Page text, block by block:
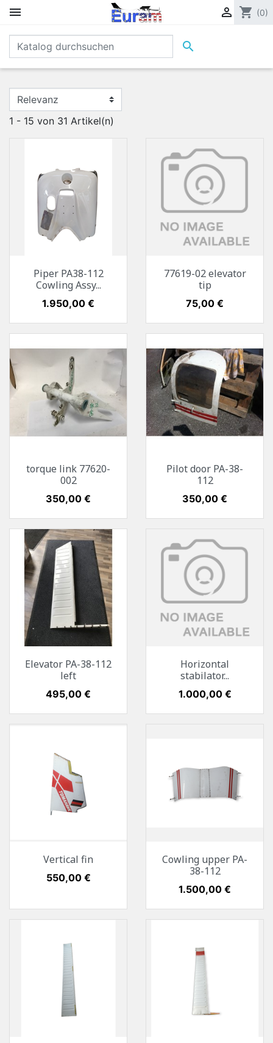
  shopping_cart (0)

1 - 15 von 31 Artikel(n)
Piper PA38-112
Cowling Assy...
Preis
1.950,00 €
77619-02 elevator
tip
Preis
75,00 €
torque link 77620-
002
Preis
350,00 €
Pilot door PA-38-
112
Preis
350,00 €
Elevator PA-38-112
left
Preis
495,00 €
Horizontal
stabilator...
Preis
1.000,00 €
Vertical fin
Preis
550,00 €
Cowling upper PA-
38-112
Preis
1.500,00 €